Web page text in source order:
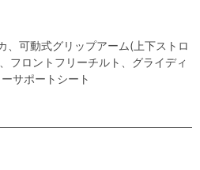
可動式グリップアーム(上下ストロ
フロントフリーチルト、グライディ
サポートシート